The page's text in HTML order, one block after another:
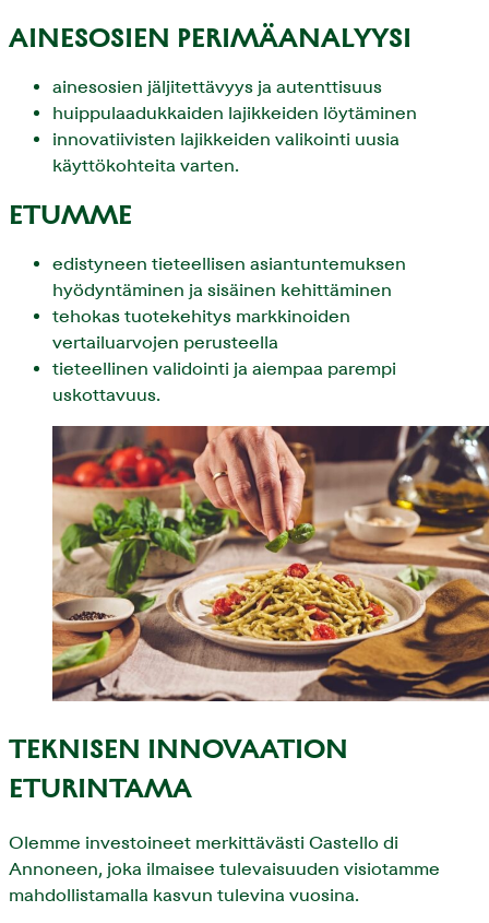
AINESOSIEN PERIMÄANALYYSI
ainesosien jäljitettävyys ja autenttisuus
huippulaadukkaiden lajikkeiden löytäminen
innovatiivisten lajikkeiden valikointi uusia
käyttökohteita varten.
ETUMME
edistyneen tieteellisen asiantuntemuksen
hyödyntäminen ja sisäinen kehittäminen
tehokas tuotekehitys markkinoiden
vertailuarvojen perusteella
tieteellinen validointi ja aiempaa parempi
uskottavuus.
TEKNISEN INNOVAATION
ETURINTAMA
Olemme investoineet merkittävästi Castello di
Annoneen, joka ilmaisee tulevaisuuden visiotamme
mahdollistamalla kasvun tulevina vuosina.